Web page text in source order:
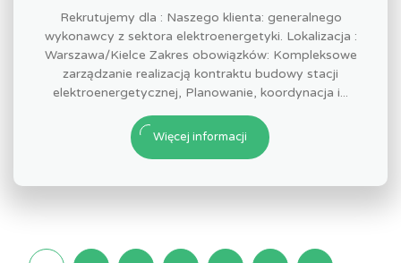
Rekrutujemy dla : Naszego klienta: generalnego
wykonawcy z sektora elektroenergetyki. Lokalizacja :
Warszawa/Kielce Zakres obowiązków: Kompleksowe
zarządzanie realizacją kontraktu budowy stacji
elektroenergetycznej, Planowanie, koordynacja i...
Więcej informacji